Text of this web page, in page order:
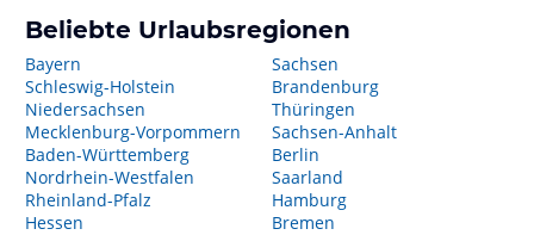
Beliebte Urlaubsregionen
Bayern
Schleswig-Holstein
Niedersachsen
Mecklenburg-Vorpommern
Baden-Württemberg
Nordrhein-Westfalen
Rheinland-Pfalz
Hessen
Sachsen
Brandenburg
Thüringen
Sachsen-Anhalt
Berlin
Saarland
Hamburg
Bremen